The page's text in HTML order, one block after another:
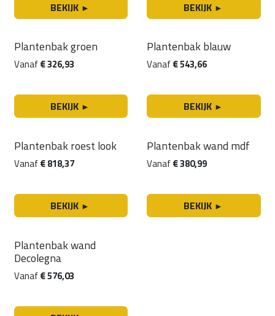
BEKIJK ► BEKIJK ►
Plantenbak groen
Vanaf€326,93
BEKIJK ►
Plantenbak blauw
Vanaf€543,66
BEKIJK ►
Plantenbak roest look
Vanaf€818,37
BEKIJK ►
NIEUW!
Plantenbak wand mdf
Vanaf€380,99
BEKIJK ►
NIEUW!
Plantenbak wand
Decolegna
Vanaf€576,03